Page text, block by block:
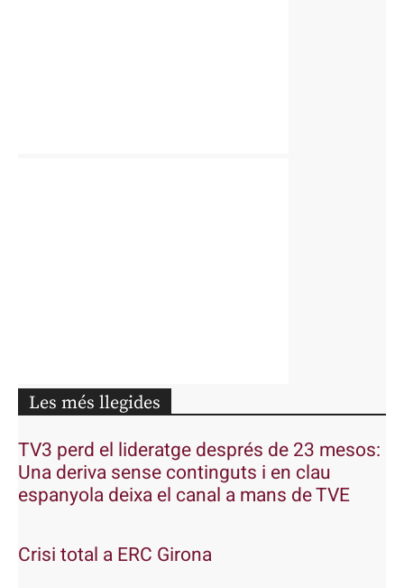
Les més llegides
TV3 perd el lideratge després de 23 mesos:
Una deriva sense continguts i en clau
espanyola deixa el canal a mans de TVE
Crisi total a ERC Girona